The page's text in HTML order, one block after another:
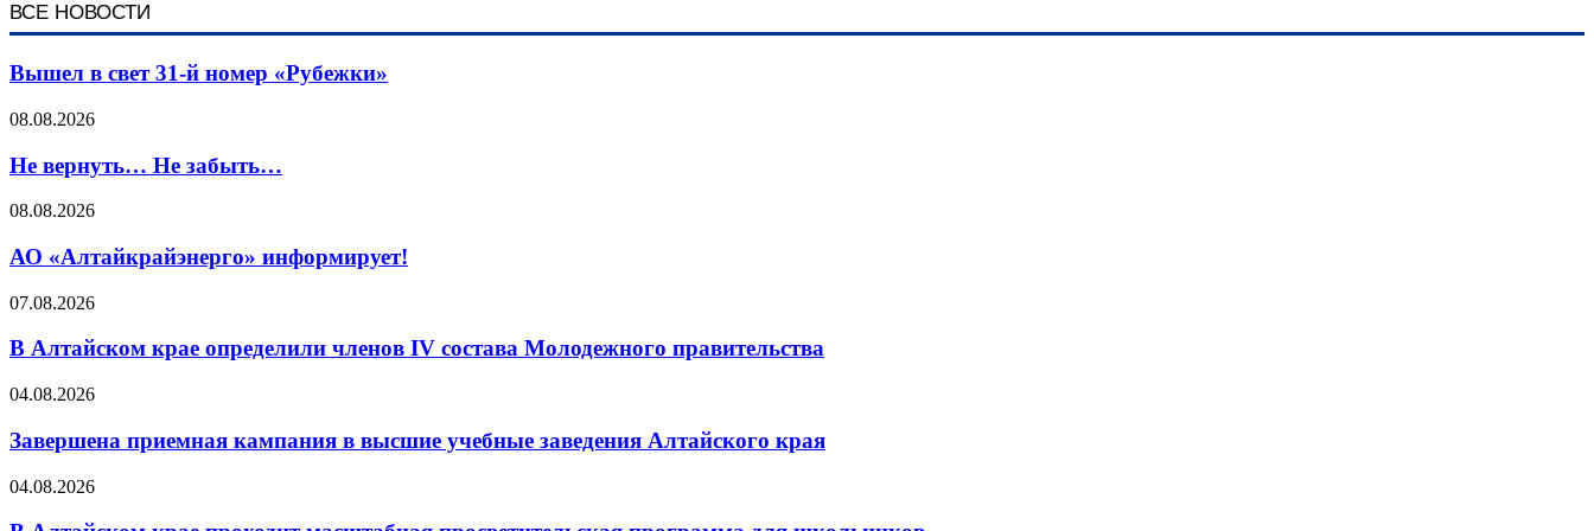
ВСЕ НОВОСТИ
Вышел в свет 31-й номер «Рубежки»
08.08.2026
Не вернуть… Не забыть…
08.08.2026
АО «Алтайкрайэнерго» информирует!
07.08.2026
В Алтайском крае определили членов IV состава Молодежного правительства
04.08.2026
Завершена приемная кампания в высшие учебные заведения Алтайского края
04.08.2026